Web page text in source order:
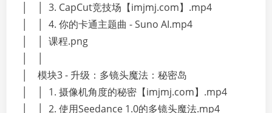
│ │ 3. CapCut竞技场【imjmj.com】.mp4
│ │ 4. 你的卡通主题曲 - Suno AI.mp4
│ │ 课程.png
│ 模块3 - 升级：多镜头魔法：秘密岛
│ │ 1. 摄像机角度的秘密【imjmj.com】.mp4
│ │ 2. 使用Seedance 1.0的多镜头魔法.mp4